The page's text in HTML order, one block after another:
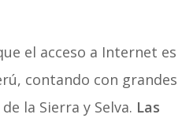
el acceso a Internet es
contando con grandes
la Sierra y Selva. Las